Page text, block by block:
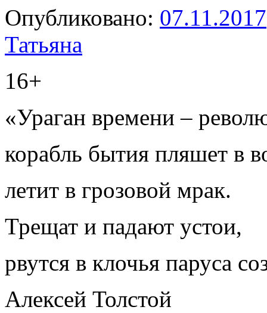
Опубликовано: 07.11.2017
Татьяна
16+
«Ураган времени –
корабль бытия пляшет в
летит в грозовой мрак.
Трещат и падают устои,
рвутся в клочья паруса
Алексей Толстой